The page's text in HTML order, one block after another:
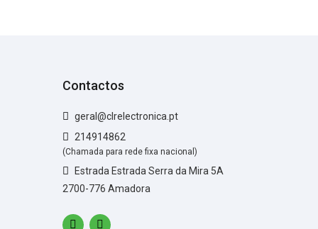
Contactos
geral@clrelectronica.pt
214914862
(Chamada para rede fixa nacional)
Estrada Estrada Serra da Mira 5A
2700-776 Amadora